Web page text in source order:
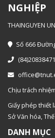
NGHIỆP
THAINGUYEN
Số 666
Chịu trách
Giấy phép thiết
Sở Văn hóa,
DANH MỤC